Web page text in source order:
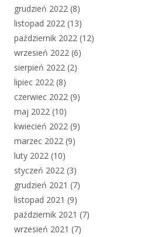
grudzień 2022 (8)
listopad 2022 (13)
październik 2022 (12)
wrzesień 2022 (6)
sierpień 2022 (2)
lipiec 2022 (8)
czerwiec 2022 (9)
maj 2022 (10)
kwiecień 2022 (9)
marzec 2022 (9)
luty 2022 (10)
styczeń 2022 (3)
grudzień 2021 (7)
listopad 2021 (9)
październik 2021 (7)
wrzesień 2021 (7)